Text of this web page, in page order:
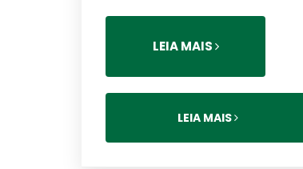
LEIA MAIS
LEIA MAIS